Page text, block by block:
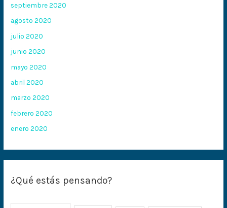
septiembre 2020
agosto 2020
julio 2020
junio 2020
mayo 2020
abril 2020
marzo 2020
febrero 2020
enero 2020
¿Qué estás pensando?